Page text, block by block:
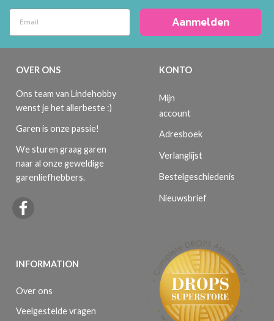
Aanmelden
OVER ONS
Ons team van Lindehobby
wenst je het allerbeste :)
Garen is onze passie!
We sturen graag garen
naar al onze geweldige
garenliefhebbers.
INFORMATION
Over ons
Veelgestelde vragen
KONTO
Mijn
account
Adresboek
Verlanglijst
Bestelgeschiedenis
Nieuwsbrief